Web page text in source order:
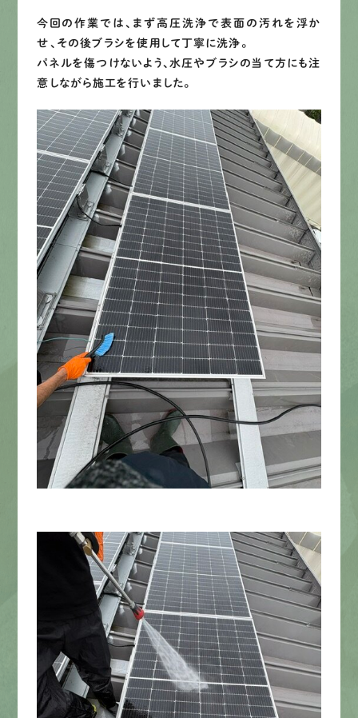
Webお問い合わせ
LINEでお手軽相談
今回の作業では、まず高圧洗浄で表面の汚れを浮か
せ、その後ブラシを使用して丁寧に洗浄。
パネルを傷つけないよう、水圧やブラシの当て方にも注
意しながら施工を行いました。